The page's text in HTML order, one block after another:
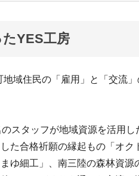
YES工房
域住民の「雇用」と「交流」
スタッフが地域資源を活用し
た合格祈願の縁起もの「オク
ゆ細工」、南三陸の森林資源